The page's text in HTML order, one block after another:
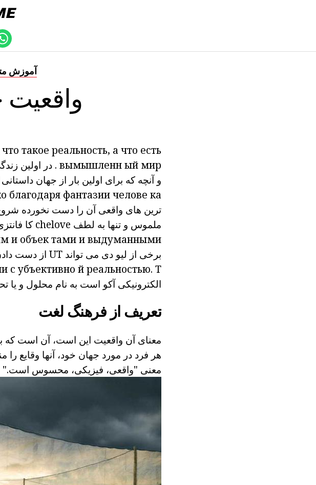
آموزش
что такое реальность, ачто есть
вымышленный мир
. در اولین
وآنچه که برای اولین بار از جهان داستانی
благодаря фантазии челове ка.
ترین های واقعی آن را دست نخورده
ملموس و تنها به لطف chelove کا
и объектами и выдуманными.
برخی از لیو دی می تواند UT از دست دادن
с убъективно й реальностью. T
الکترونیکی آکو است به نام محلول و یا
تعریف از فرهنگ لغت
معنای آن واقعیت این است، آن است که
معنی "واقعی، فیزیکی، محسوس است."